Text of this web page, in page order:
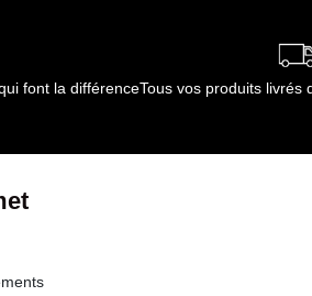
font la différenceTous vos produits livrés